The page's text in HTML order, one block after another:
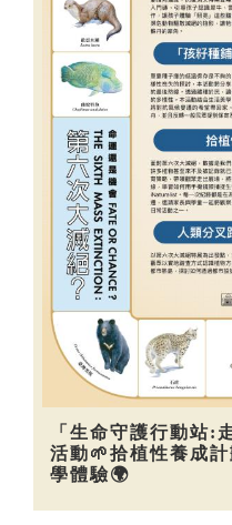
「生命守護行動站:
活動🌱拾植性養成
學體驗🌍